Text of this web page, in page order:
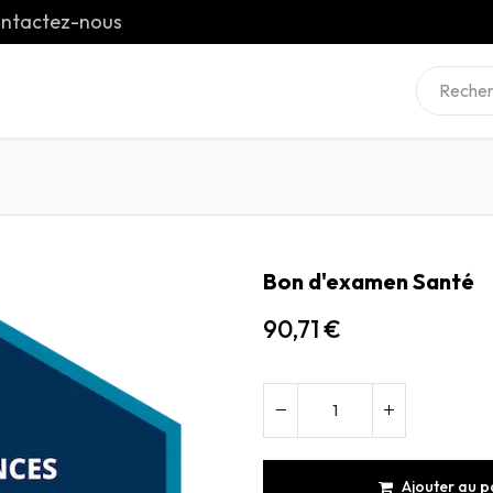
nous
Bon d'examen Santé
90,71€
Ajouter au